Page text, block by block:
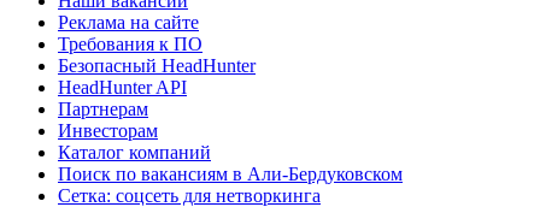
Реклама на сайте
Требования к ПО
Безопасный HeadHunter
HeadHunter API
Партнерам
Инвесторам
Каталог компаний
Поиск по вакансиям в Али-Бердуковском
Сетка: соцсеть для нетворкинга